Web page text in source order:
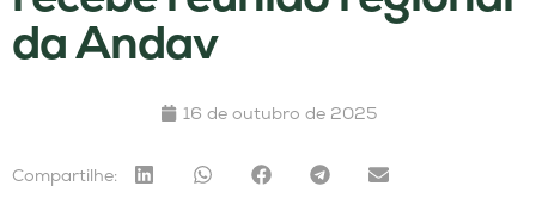
da Andav
16 de outubro de 2025
Compartilhe: